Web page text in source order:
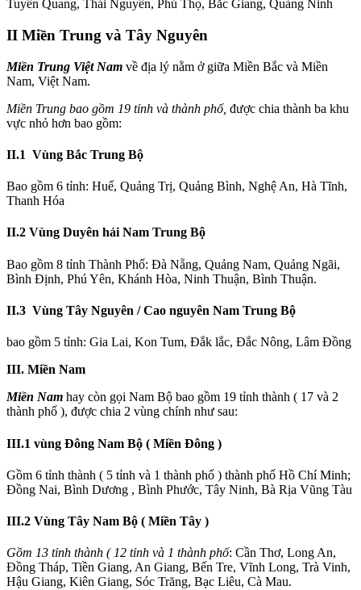
Tuyên Quang, Thái Nguyên, Phú Thọ, Bắc Giang, Quảng Ninh
II Miền Trung và Tây Nguyên
Miền Trung Việt Nam về địa lý nằm ở giữa Miền Bắc và Miền
Nam, Việt Nam.
Miền Trung bao gồm 19 tỉnh và thành phố, được chia thành ba khu
vực nhỏ hơn bao gồm:
II.1 Vùng Bắc Trung Bộ
Bao gồm 6 tỉnh: Huế, Quảng Trị, Quảng Bình, Nghệ An, Hà Tĩnh,
Thanh Hóa
II.2 Vùng Duyên hải Nam Trung Bộ
Bao gồm 8 tỉnh Thành Phố: Đà Nẵng, Quảng Nam, Quảng Ngãi,
Bình Định, Phú Yên, Khánh Hòa, Ninh Thuận, Bình Thuận.
II.3 Vùng Tây Nguyên / Cao nguyên Nam Trung Bộ
bao gồm 5 tỉnh: Gia Lai, Kon Tum, Đắk lắc, Đắc Nông, Lâm Đồng
III. Miền Nam
Miền Nam hay còn gọi Nam Bộ bao gồm 19 tỉnh thành ( 17 và 2
thành phố ), được chia 2 vùng chính như sau:
III.1 vùng Đông Nam Bộ ( Miền Đông )
Gồm 6 tỉnh thành ( 5 tỉnh và 1 thành phố ) thành phố Hồ Chí Minh;
Đồng Nai, Bình Dương , Bình Phước, Tây Ninh, Bà Rịa Vũng Tàu
III.2 Vùng Tây Nam Bộ ( Miền Tây )
Gồm 13 tỉnh thành ( 12 tỉnh và 1 thành phố: Cần Thơ, Long An,
Đồng Tháp, Tiền Giang, An Giang, Bến Tre, Vĩnh Long, Trà Vinh,
Hậu Giang, Kiên Giang, Sóc Trăng, Bạc Liêu, Cà Mau.